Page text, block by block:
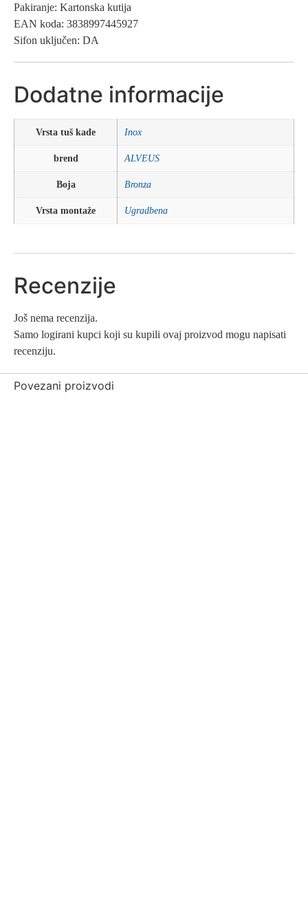
Pakiranje: Kartonska kutija
EAN koda: 3838997445927
Sifon uključen: DA
Dodatne informacije
Vrsta tuš kade Inox
brend ALVEUS
Boja Bronza
Vrsta montaže Ugradbena
Recenzije
Još nema recenzija.
Samo logirani kupci koji su kupili ovaj proizvod mogu napisati
recenziju.
Povezani proizvodi